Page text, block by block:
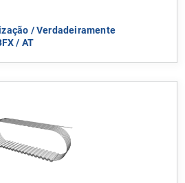
/ Verdadeiramente
/ AT